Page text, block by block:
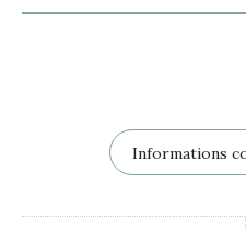
Informations